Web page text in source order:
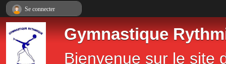
Gymnastique
Bienvenue sur le site
Se connecter
Panneau de gestion des cookies